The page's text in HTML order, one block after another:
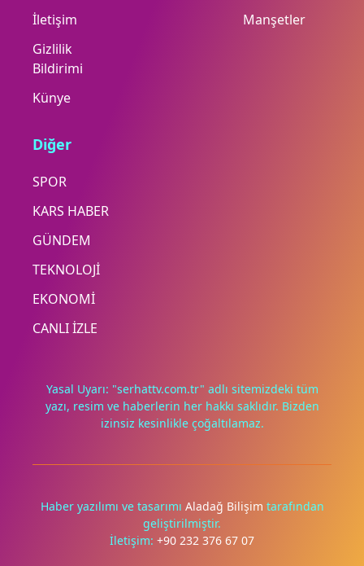
Deneyimini iyileştirmek ve içeriğimizi geliştirmek için çerezler
İletişim
Gizlilik
Bildirimi
Künye
Manşetler
Diğer
SPOR
KARS HABER
GÜNDEM
TEKNOLOJİ
EKONOMİ
CANLI İZLE
Yasal Uyarı: "serhattv.com.tr" adlı sitemizdeki tüm
yazı, resim ve haberlerin her hakkı saklıdır. Bizden
izinsiz kesinlikle çoğaltılamaz.
Haber yazılımı ve tasarımı Aladağ Bilişim tarafından
geliştirilmiştir.
İletişim: +90 232 376 67 07